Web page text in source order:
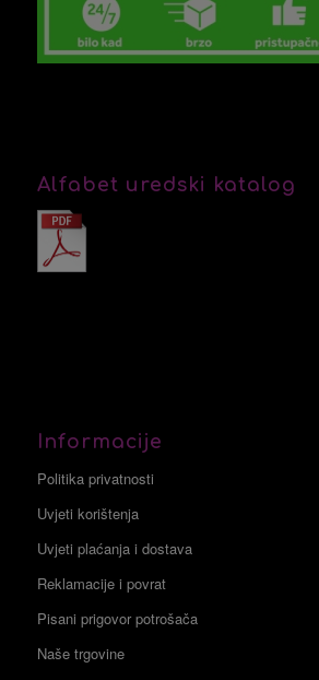
Alfabet uredski katalog
Informacije
Politika privatnosti
Uvjeti korištenja
Uvjeti plaćanja i dostava
Reklamacije i povrat
Pisani prigovor potrošača
Naše trgovine